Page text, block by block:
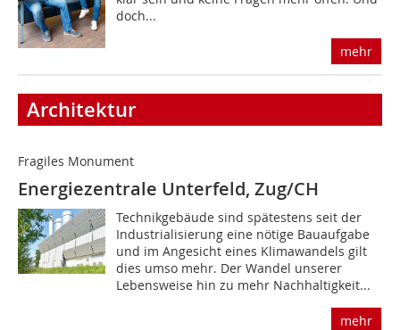
doch...
mehr
Architektur
Fragiles Monument
Energiezentrale Unterfeld, Zug/CH
Technikgebäude sind spätestens seit der
Industrialisierung eine nötige Bauaufgabe
und im Angesicht eines Klimawandels gilt
dies umso mehr. Der Wandel unserer
Lebensweise hin zu mehr Nachhaltigkeit...
mehr